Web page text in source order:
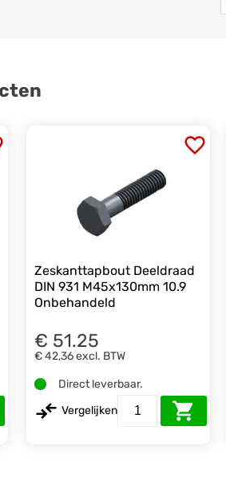
Zeskanttapbout Deeldraad
DIN 931 M45x130mm 10.9
Onbehandeld
€ 51.25
€ 42,36excl. BTW
Direct leverbaar.
Vergelijken